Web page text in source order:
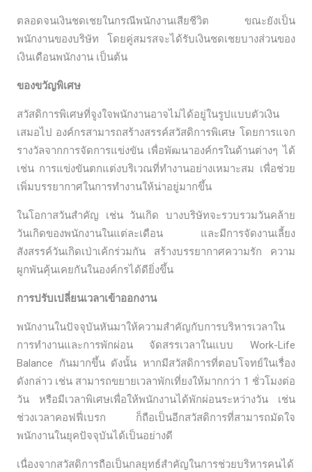
ตลอดจนเงินชดเชยในกรณีพนักงานเสียชีวิต ขณะยังเป็น
พนักงานของบริษัท โดยคู่สมรสจะได้รับเงินชดเชยบางส่วนของ
เงินเดือนพนักงาน เป็นต้น
ของขวัญพิเศษ
สวัสดิการพิเศษที่จูงใจพนักงานอาจไม่ได้อยู่ในรูปแบบตัวเงิน
เสมอไป องค์กรสามารถสร้างสรรค์สวัสดิการพิเศษ โดยการแจก
รางวัลจากการจัดการแข่งขัน เพื่อพัฒนาองค์กรในด้านต่างๆ ได้
เช่น การแข่งขันตกแต่งบริเวณที่ทำงานอย่างเหมาะสม เพื่อช่วย
เพิ่มบรรยากาศในการทำงานให้น่าอยู่มากขึ้น
ในโอกาสวันสำคัญ เช่น วันเกิด บางบริษัทจะรวบรวมวันคล้าย
วันเกิดของพนักงานในแต่ละเดือน และมีการจัดงานเลี้ยง
สังสรรค์วันเกิดเป่าเค้กร่วมกัน สร้างบรรยากาศความรัก ความ
ผูกพันคุ้นเคยกันในองค์กรได้ดียิ่งขึ้น
การปรับเปลี่ยนเวลาเข้าออกงาน
พนักงานในปัจจุบันหันมาให้ความสำคัญกับการบริหารเวลาใน
การทำงานและการพักผ่อน จัดสรรเวลาในแบบ Work-Life
Balance กันมากขึ้น ดังนั้น หากมีสวัสดิการที่ตอบโจทย์ในเรื่อง
ดังกล่าว เช่น สามารถขยายเวลาพักเที่ยงให้มากกว่า 1 ชั่วโมงต่อ
วัน หรือมีเวลาพิเศษเพื่อให้พนักงานได้พักผ่อนระหว่างวัน เช่น
ช่วงเวลาคอฟฟี่เบรก ก็ถือเป็นอีกสวัสดิการที่สามารถมัดใจ
พนักงานในยุคปัจจุบันได้เป็นอย่างดี
เนื่องจากสวัสดิการถือเป็นกลยุทธ์สำคัญในการช่วยบริหารคนได้